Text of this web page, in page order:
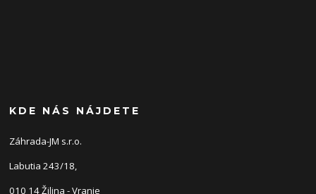
KDE NÁS NÁJDETE
Záhrada-JM s.r.o.
Labutia 243/18,
010 14 Žilina - Vranie